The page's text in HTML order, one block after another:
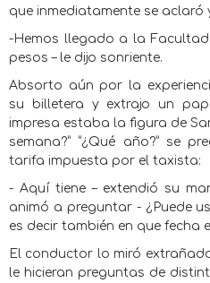
que inmediatamente se
-Hemos llegado a la
pesos – le dijo sonriente.
Absorto aún por la
su billetera y extrajo un
impresa estaba la figura de
semana?” “¿Qué año?” se
tarifa impuesta por el taxista:
- Aquí tiene – extendió su
animó a preguntar - ¿Puede
es decir también en que fecha
El conductor lo miró
le hicieran preguntas de